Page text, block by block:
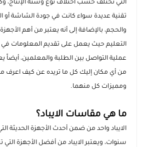
هواوي
وصل حديثا
الاجهزة المستعملة
اجهزة التابلت
إكسسوارات الأجهزة اللوحية
عرض الكل
ملحقات الايباد
ماركات ساعات متنوعة
إكسسوارات الساعات (أساور وحماية)
كفرات ايفون
عرض الكل
اكسسوارات ايفون 17
ايفون 15
اكسسوارات الساعات الذكية
استاندات وقواعد الجوال
عرض الكل
كيابل
منصات وقواعد الشحن
شاحن جداري
الصوتيات والسماعات
عرض الكل
السماعات
سماعات أذن لاسلكية
ميكروفونات احترافية
الأجهزة المنزلية والشبكات
عرض الكل
عرض الكل
مقويات إشارة الشبكة
مستلزمات السيارات
داش كام
عرض الكل
الألعاب والترفيه
التي تختلف حسب اختلاف نوع وسنة الإنتاج،
تقنية عديدة سواء كانت في جودة الشاشة أو
والحجم، بالإضافة إلى أنه يعتبر من أهم
التعليم حيث يعمل على تقديم
عملية التواصل بين الطلبة والمعلمين، أيضاً
من أي مكان إليك كل ما تريده عن كيف اعرف
ومميزات كل منهما.
ما هي مقاسات الايباد؟
الايباد واحد من ضمن أحدث الأجهزة الحديثة
سنوات، ويعتبر الايباد من أفضل الأجهزة